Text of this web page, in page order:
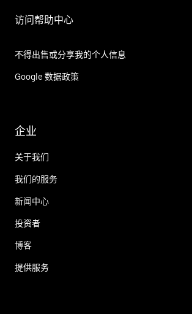
访问帮助中心
不得出售或分享我的个人信息
Google 数据政策
企业
关于我们
我们的服务
新闻中心
投资者
博客
提供服务